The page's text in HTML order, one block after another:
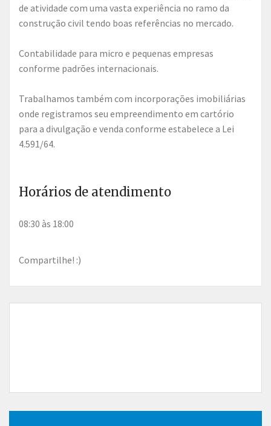
de atividade com uma vasta experiência no ramo da
construção civil tendo boas referências no mercado.
Contabilidade para micro e pequenas empresas
conforme padrões internacionais.
Trabalhamos também com incorporações imobiliárias
onde registramos seu empreendimento em cartório
para a divulgação e venda conforme estabelece a Lei
4.591/64.
Horários de atendimento
08:30 às 18:00
Compartilhe! :)